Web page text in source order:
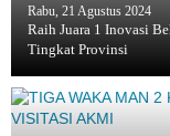
Rabu, 21 Agustus 2024
Raih Juara 1 Inovasi
Tingkat Provinsi